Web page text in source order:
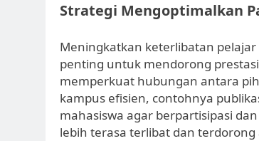
Strategi Mengoptimalkan
Meningkatkan keterlibatan
penting untuk mendorong
memperkuat hubungan antara
kampus efisien, contohnya
mahasiswa agar berpartisipasi
lebih terasa terlibat dan